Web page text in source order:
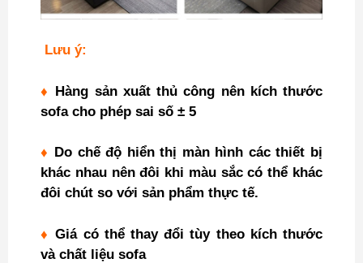
Lưu ý:
♦ Hàng sản xuất thủ công nên kích thước
sofa cho phép sai số ± 5
♦
Do chế độ hiển thị màn hình các thiết bị
khác nhau nên đôi khi màu sắc có thể khác
đôi chút so với sản phẩm thực tế.
♦ Giá có thể thay đổi tùy theo kích thước
và chất liệu sofa